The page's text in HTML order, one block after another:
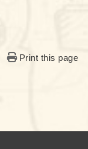
Print this page